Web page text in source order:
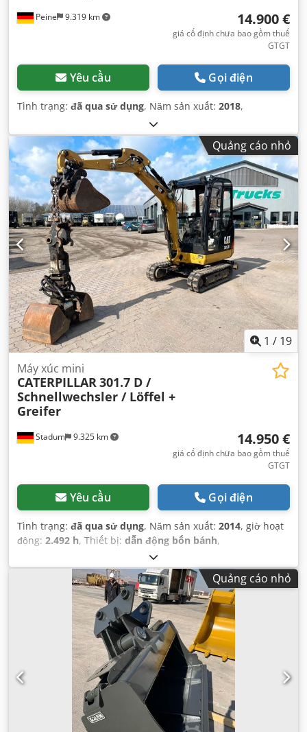
Peine 9.319 km 14.900 €
giá cố định chưa bao gồm thuế
GTGT
Yêu cầu Gọi điện
Tình trạng: đã qua sử dụng, Năm sản xuất: 2018,
Quảng cáo nhỏ
1 / 19
Stadum 9.325 km
Máy xúc mini
CATERPILLAR301.7 D /
Schnellwechsler / Löffel +
Greifer
14.950 €
giá cố định chưa bao gồm thuế
GTGT
Yêu cầu Gọi điện
Tình trạng: đã qua sử dụng, Năm sản xuất: 2014, giờ hoạt
động: 2.492 h, Thiết bị: dẫn động bốn bánh,
Quảng cáo nhỏ